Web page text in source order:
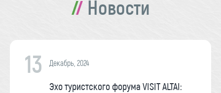
Новости
13 Декабрь, 2024
Эхо туристского форума VISIT ALTAI: